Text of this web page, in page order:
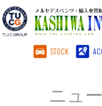
STOCK
ニュ